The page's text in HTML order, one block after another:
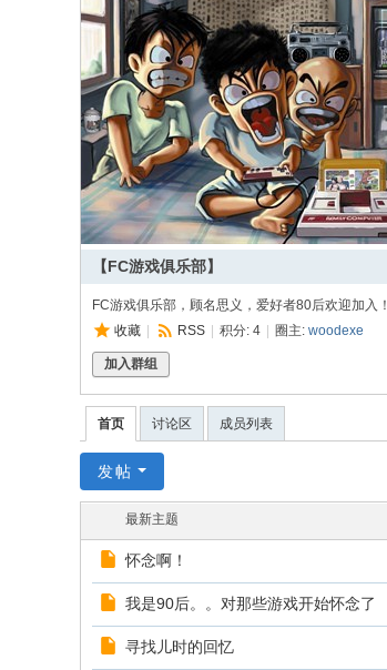
M
61
8
社
区
【FC游戏俱乐部】
FC游戏俱乐部，顾名思义，爱好者80后欢迎加入！
收藏
RSS 积分: 4 圈主: woodexe
加入群组
首页 讨论区 成员列表
发帖
最新主题
怀念啊！
我是90后。。对那些游戏开始怀念了
寻找儿时的回忆